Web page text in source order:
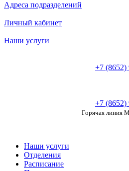
Адреса подразделений
Личный кабинет
Наши услуги
+7 (8652)
+7 (8652)
Горячая линия
Наши услуги
Отделения
Расписание